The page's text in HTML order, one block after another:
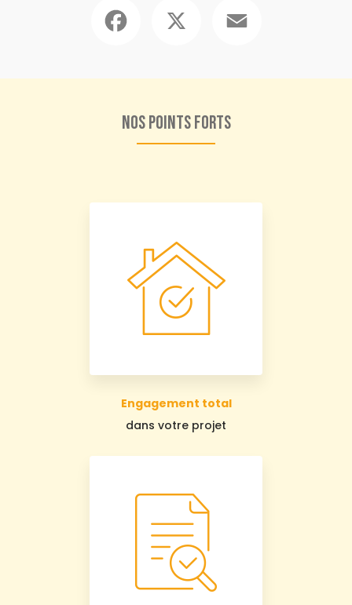
Nos points forts
Engagement total
dans votre projet